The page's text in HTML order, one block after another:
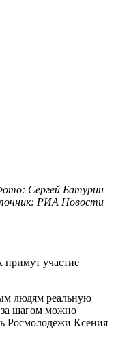
Сергей Батурин
РИА Новости
примут участие
людям реальную
за шагом можно
Росмолодежи Ксения